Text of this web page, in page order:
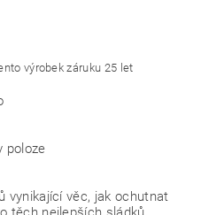
výrobek záruku 25 let
poloze
vynikající věc, jak ochutnat